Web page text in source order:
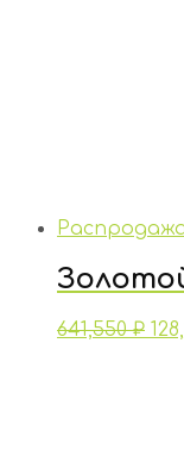
641,550₽